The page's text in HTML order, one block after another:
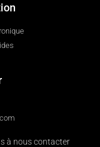
à nous contacter